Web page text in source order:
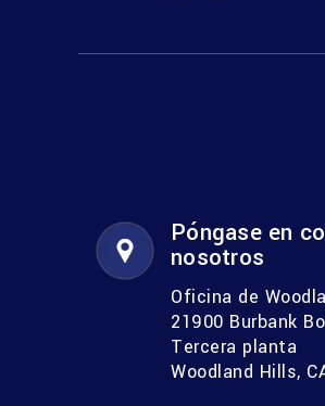
Póngase en
nosotros
Oficina de
21900 Burbank
Tercera planta
Woodland Hills,